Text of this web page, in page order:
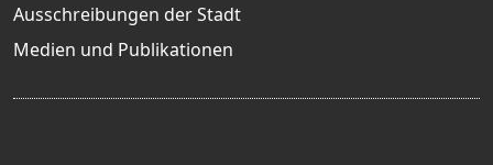
Ausschreibungen der Stadt
Medien und Publikationen